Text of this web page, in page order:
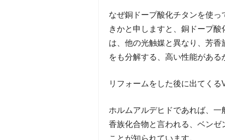
なぜ銅ドープ酸化チタンを使っ
きかと申しますと、銅ドープ酸
は、他の光触媒と異なり、芳香
をも分解する、高い性能がある
リフォームをした後に出てくる
ホルムアルデヒドであれば、
香族化合物と言われる、ベン